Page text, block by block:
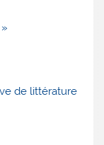
de littérature